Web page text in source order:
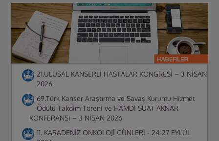
21.ULUSAL KANSERLİ HASTALAR KONGRESİ – 3 NİSAN
2026
69.Türk Kanser Araştırma ve Savaş Kurumu Hizmet
Ödülü Takdim Töreni ve HAMDİ SUAT AKNAR
KONFERANSI – 3 NİSAN 2026
11. KARADENİZ ONKOLOJİ GÜNLERİ - 24-27 EYLÜL